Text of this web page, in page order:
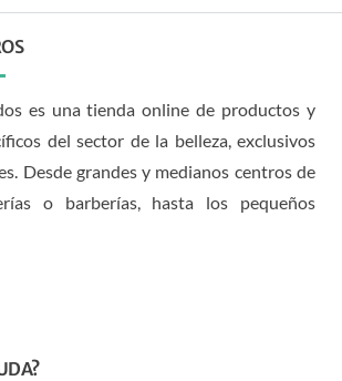
es una tienda online de productos y
del sector de la belleza, exclusivos
Desde grandes y medianos centros de
o barberías, hasta los pequeños